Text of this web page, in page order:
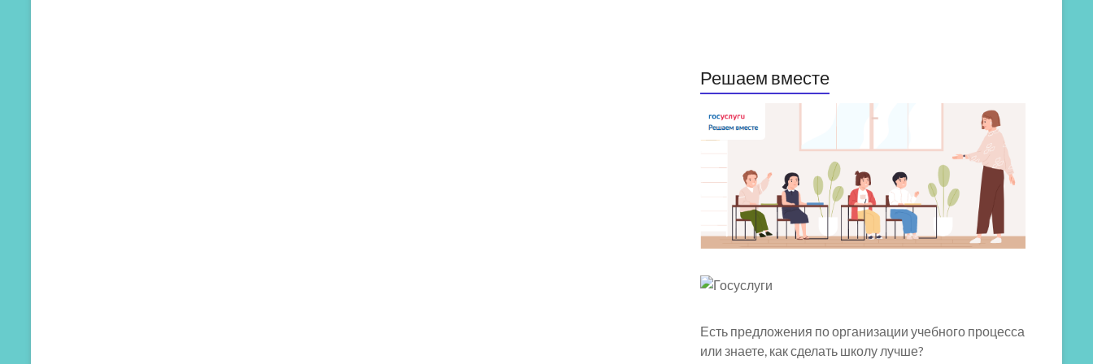
Решаем вместе
Есть предложения по организации учебного процесса
или знаете, как сделать школу лучше?